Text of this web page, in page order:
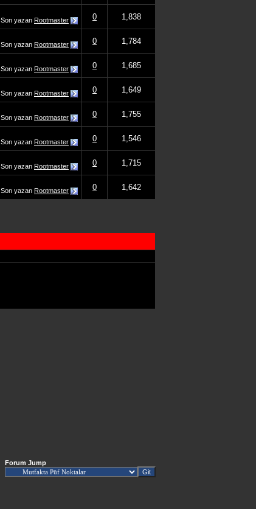
Son yazan Rootmaster 0 1,838
Son yazan Rootmaster 0 1,784
Son yazan Rootmaster 0 1,685
Son yazan Rootmaster 0 1,649
Son yazan Rootmaster 0 1,755
Son yazan Rootmaster 0 1,546
Son yazan Rootmaster 0 1,715
Son yazan Rootmaster 0 1,642
Forum Jump